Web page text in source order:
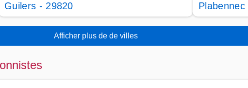
Guilers - 29820
Afficher plus de de villes